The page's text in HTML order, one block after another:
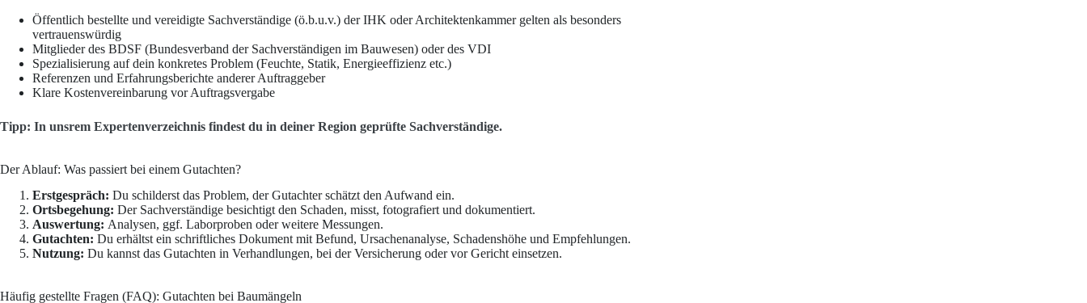
Öffentlich bestellte und vereidigte Sachverständige (ö.b.u.v.) der IHK oder Architektenkammer gelten als besonders
vertrauenswürdig
Mitglieder des BDSF (Bundesverband der Sachverständigen im Bauwesen) oder des VDI
Spezialisierung auf dein konkretes Problem (Feuchte, Statik, Energieeffizienz etc.)
Referenzen und Erfahrungsberichte anderer Auftraggeber
Klare Kostenvereinbarung vor Auftragsvergabe
Tipp: In unsrem Expertenverzeichnis findest du in deiner Region geprüfte Sachverständige.
Der Ablauf: Was passiert bei einem Gutachten?
Erstgespräch: Du schilderst das Problem, der Gutachter schätzt den Aufwand ein.
Ortsbegehung: Der Sachverständige besichtigt den Schaden, misst, fotografiert und dokumentiert.
Auswertung: Analysen, ggf. Laborproben oder weitere Messungen.
Gutachten: Du erhältst ein schriftliches Dokument mit Befund, Ursachenanalyse, Schadenshöhe und Empfehlungen.
Nutzung: Du kannst das Gutachten in Verhandlungen, bei der Versicherung oder vor Gericht einsetzen.
Häufig gestellte Fragen (FAQ): Gutachten bei Baumängeln